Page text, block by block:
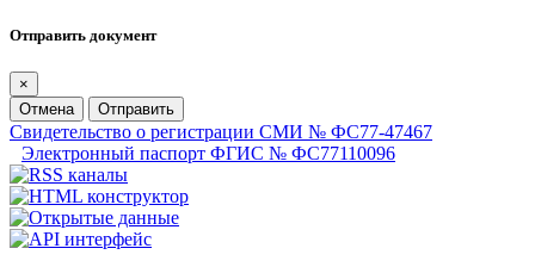
Отправить документ
×
Отмена
Отправить
Свидетельство о регистрации СМИ № ФС77-47467
Электронный паспорт ФГИС № ФС77110096